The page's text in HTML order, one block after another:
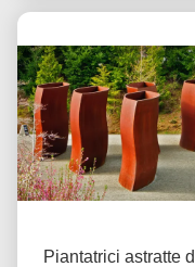
Piantatrici astratte